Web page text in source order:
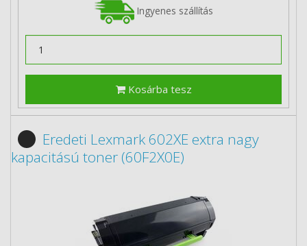
Ingyenes szállítás
Kosárba tesz
Eredeti Lexmark 602XE extra nagy
kapacitású toner (60F2X0E)